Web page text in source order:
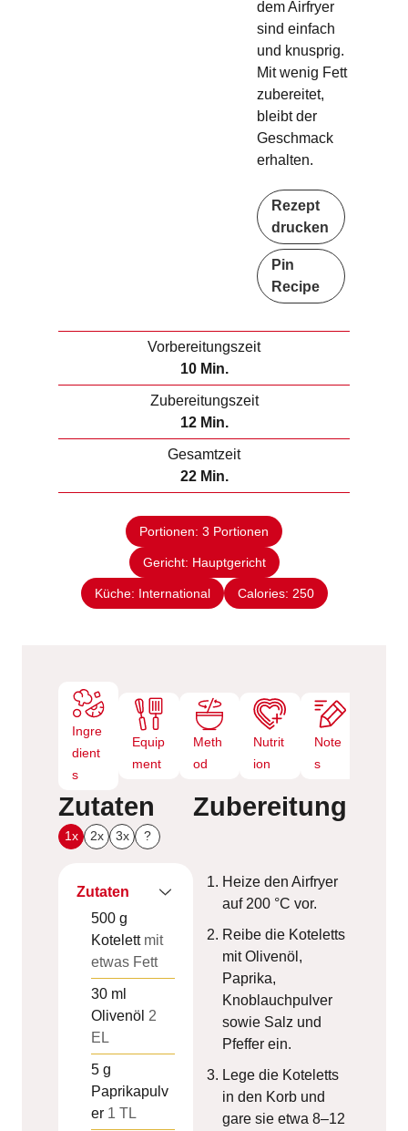
dem Airfryer
sind einfach
und knusprig.
Mit wenig Fett
zubereitet,
bleibt der
Geschmack
erhalten.
Rezept
drucken
Pin
Recipe
Vorbereitungszeit
10M
i
t
e
Min.
Zubereitungszeit
12M
i
e
Min.
Gesamtzeit
22M
i
n
u
t
n
Min.
Portionen: 3 Portionen
Gericht: Hauptgericht
Küche: International Calories: 250
Ingre
dient
s
Equip
ment
Meth
od
Nutrit
ion
Note
s
Zutaten
1x 2x 3x ?
Zutaten
500 g
Kotelett mit
etwas Fett
30 ml
Olivenöl 2
EL
5 g
Paprikapulv
er 1 TL
Zubereitung
Heize den Airfryer
auf 200 °C vor.
Reibe die Koteletts
mit Olivenöl,
Paprika,
Knoblauchpulver
sowie Salz und
Pfeffer ein.
Lege die Koteletts
in den Korb und
gare sie etwa 8–12